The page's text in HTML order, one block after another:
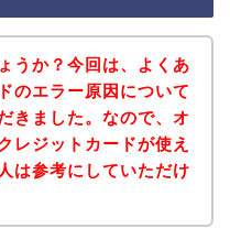
うか？今回は、よくあ
のエラー原因について
きました。なので、オ
レジットカードが使え
は参考にしていただけ